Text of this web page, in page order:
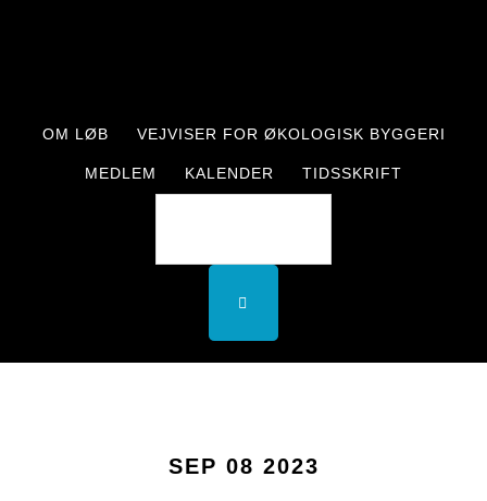
OM LØB VEJVISER FOR ØKOLOGISK BYGGERI
MEDLEM KALENDER TIDSSKRIFT
SEP 08 2023